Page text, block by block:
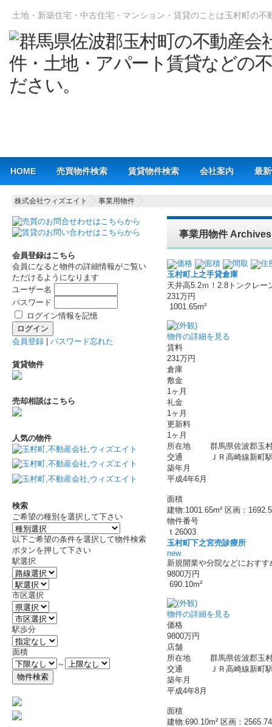
土地・新築住宅・中古住宅・マンション・賃貸のことは玉村町の
HOME 売買物件検索 賃貸物件検索 会社案内 最
株式会社ウィズエイト 事業用物件
事業用物件
価格 面積 間取
住
玉村町上之手貸倉庫
天井高5.2ｍ！2.8トンクレー
231万円
1001.65m²
物件の詳細を見る
賃料
231万円
倉庫
敷金
1ヶ月
礼金
1ヶ月
更新料
1ヶ月
所在地
群馬県佐波郡玉
交通
ＪＲ高崎線新町
築年月
平成4年6月
面積
建物:1001.65m² 区画：
物件番号
ｔ26003
玉村町下之宮売診療所
new
新規開業や分院などにおすす
9800万円
690.10m²
物件の詳細を見る
価格
9800万円
店舗
所在地
群馬県佐波郡玉
交通
ＪＲ高崎線新町
築年月
平成4年8月
面積
建物:690.10m² 区画：
会員登録はこちら
会員になると物件の詳細情報がご覧い
ただけるようになります
ユーザー名
パスワード
ログイン情報を記憶
会員登録 | パスワード忘れた
賃貸物件
売却相談はこちら
人気の物件
検索
ご希望の種別を選択して下さい
以下ご希望の条件を選択して物件検索
ボタンを押して下さい
駅選択
市区選択
駅歩分
面積
～